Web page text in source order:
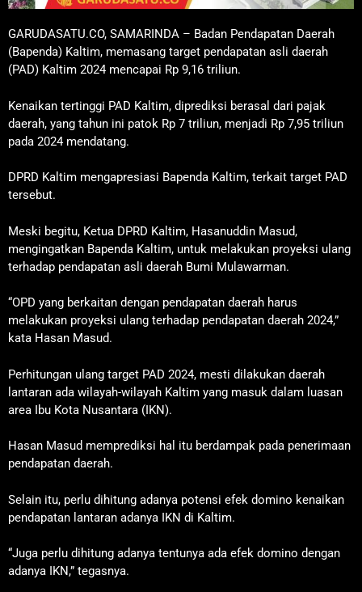
GARUDASATU.CO, SAMARINDA – Badan Pendapatan Daerah
(Bapenda) Kaltim, memasang target pendapatan asli daerah
(PAD) Kaltim 2024 mencapai Rp 9,16 triliun.
Kenaikan tertinggi PAD Kaltim, diprediksi berasal dari pajak
daerah, yang tahun ini patok Rp 7 triliun, menjadi Rp 7,95 triliun
pada 2024 mendatang.
DPRD Kaltim mengapresiasi Bapenda Kaltim, terkait target PAD
tersebut.
Meski begitu, Ketua DPRD Kaltim, Hasanuddin Masud,
mengingatkan Bapenda Kaltim, untuk melakukan proyeksi ulang
terhadap pendapatan asli daerah Bumi Mulawarman.
“OPD yang berkaitan dengan pendapatan daerah harus
melakukan proyeksi ulang terhadap pendapatan daerah 2024,”
kata Hasan Masud.
Perhitungan ulang target PAD 2024, mesti dilakukan daerah
lantaran ada wilayah-wilayah Kaltim yang masuk dalam luasan
area Ibu Kota Nusantara (IKN).
Hasan Masud memprediksi hal itu berdampak pada penerimaan
pendapatan daerah.
Selain itu, perlu dihitung adanya potensi efek domino kenaikan
pendapatan lantaran adanya IKN di Kaltim.
“Juga perlu dihitung adanya tentunya ada efek domino dengan
adanya IKN,” tegasnya.